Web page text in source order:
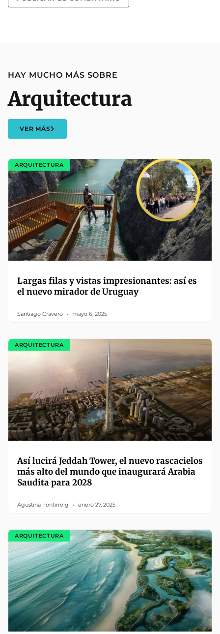
HAY MUCHO MÁS SOBRE
Arquitectura
VER MÁS
ARQUITECTURA
Largas filas y vistas impresionantes: así es
el nuevo mirador de Uruguay
Santiago Cravero mayo 6, 2025
ARQUITECTURA
Así lucirá Jeddah Tower, el nuevo rascacielos
más alto del mundo que inaugurará Arabia
Saudita para 2028
Agustina Fontirroig enero 27, 2025
ARQUITECTURA